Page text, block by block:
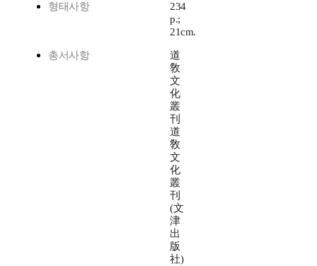
형태사항
234
p.;
21cm.
총서사항
道
敎
文
化
叢
刊
道
敎
文
化
叢
刊
(文
津
出
版
社)